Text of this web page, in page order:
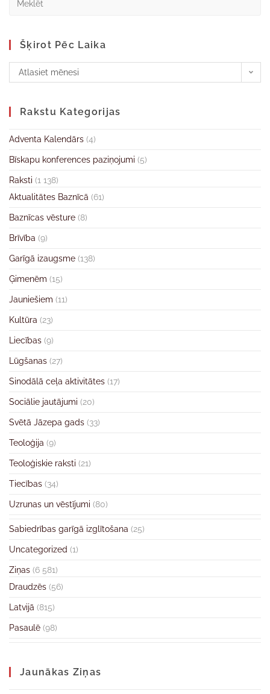
Šķirot Pēc Laika
Atlasiet mēnesi
Rakstu Kategorijas
Adventa Kalendārs (4)
Bīskapu konferences paziņojumi (5)
Raksti (1 138)
Aktualitātes Baznīcā (61)
Baznīcas vēsture (8)
Brīvība (9)
Garīgā izaugsme (138)
Ģimenēm (15)
Jauniešiem (11)
Kultūra (23)
Liecības (9)
Lūgšanas (27)
Sinodālā ceļa aktivitātes (17)
Sociālie jautājumi (20)
Svētā Jāzepa gads (33)
Teoloģija (9)
Teoloģiskie raksti (21)
Tiecības (34)
Uzrunas un vēstījumi (80)
Sabiedrības garīgā izglītošana (25)
Uncategorized (1)
Ziņas (6 581)
Draudzēs (56)
Latvijā (815)
Pasaulē (98)
Jaunākas Ziņas